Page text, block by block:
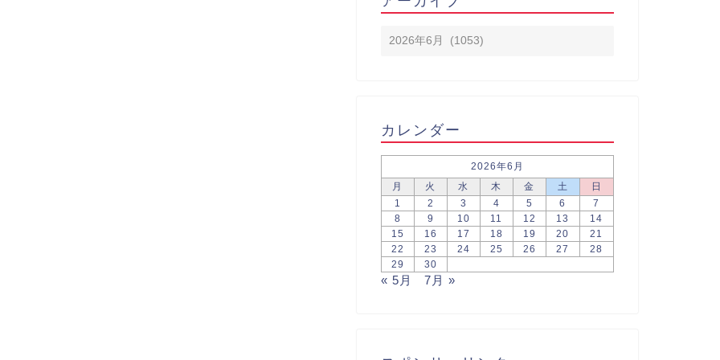
カレンダー
2026年6月
月
火 水 木 金 土
日
1
2 3 4 5 6
7
8
9 10 11 12 13
14
15
16 17 18 19 20
21
22
23 24 25 26 27
28
29
30
« 5月 7月 »